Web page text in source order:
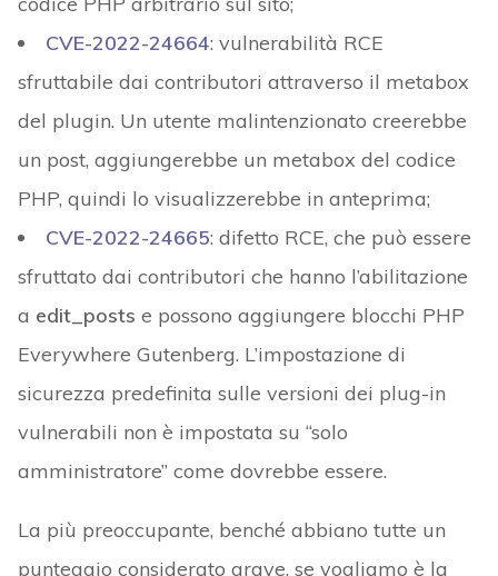
CVE-2022-24664: vulnerabilità RCE
sfruttabile dai contributori attraverso il metabox
del plugin. Un utente malintenzionato creerebbe
un post, aggiungerebbe un metabox del codice
PHP, quindi lo visualizzerebbe in anteprima;
CVE-2022-24665: difetto RCE, che può essere
sfruttato dai contributori che hanno l’abilitazione
a edit_posts e possono aggiungere blocchi PHP
Everywhere Gutenberg. L’impostazione di
sicurezza predefinita sulle versioni dei plug-in
vulnerabili non è impostata su “solo
amministratore” come dovrebbe essere.
La più preoccupante, benché abbiano tutte un
punteggio considerato grave, se vogliamo è la